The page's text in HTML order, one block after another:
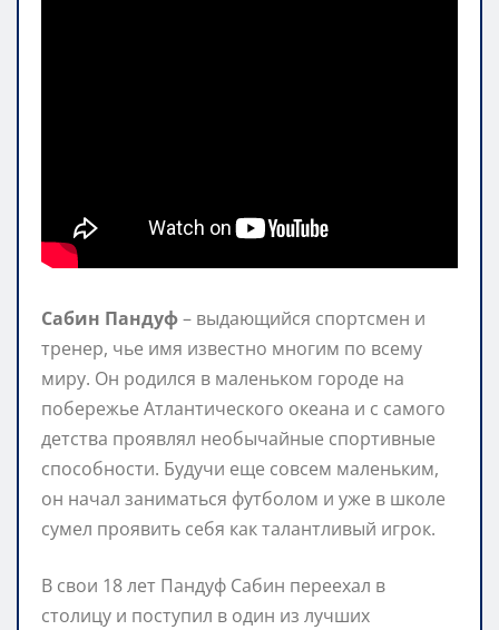
Сабин Пандуф– выдающийся спортсмен и
тренер, чье имя известно многим по всему
миру. Он родился в маленьком городе на
побережье Атлантического океана и с самого
детства проявлял необычайные спортивные
способности. Будучи еще совсем маленьким,
он начал заниматься футболом и уже в школе
сумел проявить себя как талантливый игрок.
В свои 18 лет Пандуф Сабин переехал в
столицу и поступил в один из лучших